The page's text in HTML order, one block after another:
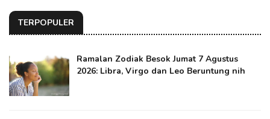
TERPOPULER
Ramalan Zodiak Besok Jumat 7 Agustus
2026: Libra, Virgo dan Leo Beruntung nih